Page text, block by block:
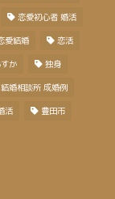
恋愛初心者 婚活
愛結婚 恋活
か 独身
結婚相談所 成婚例
活 豊田市